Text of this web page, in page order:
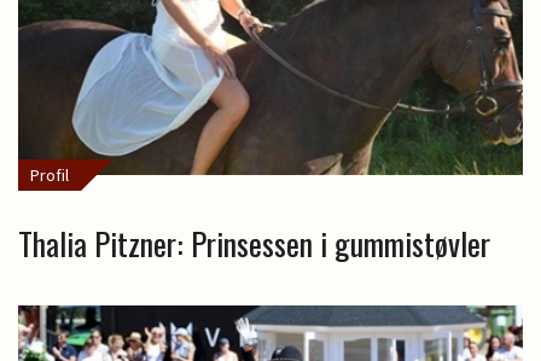
Profil
Thalia Pitzner: Prinsessen i gummistøvler